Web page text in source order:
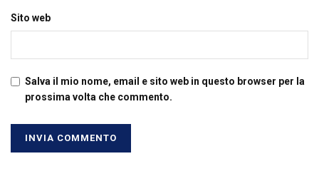
Sito web
Salva il mio nome, email e sito web in questo browser per la
prossima volta che commento.